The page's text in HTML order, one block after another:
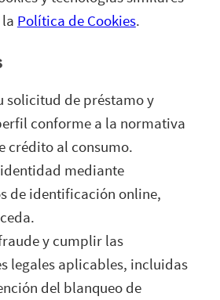
Política de Cookies.
solicitud de préstamo y
conforme a la normativa
crédito al consumo.
mediante
de identificación online,
y cumplir las
legales aplicables, incluidas
del blanqueo de